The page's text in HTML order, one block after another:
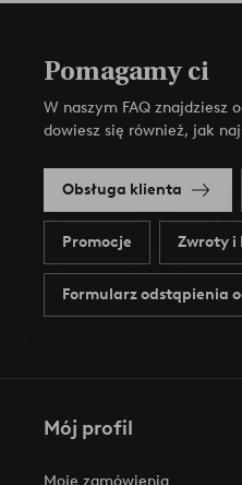
Pomagamy ci
W naszym FAQ
dowiesz się również, jak
Obsługa klienta
Promocje Zwroty i
Formularz odstąpienia
Mój profil
Moje zamówienia